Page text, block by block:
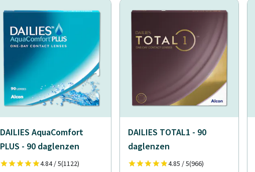
DAILIES AquaComfort
PLUS - 90 daglenzen
4.84 / 5(1122)
DAILIES TOTAL1 - 90
daglenzen
4.85 / 5(966)